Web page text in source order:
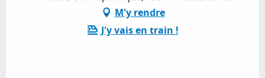
M'y rendre
J'y vais en train !